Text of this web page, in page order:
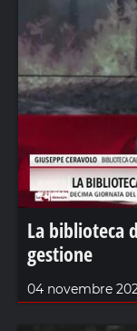
La biblioteca
gestione
04 novembre